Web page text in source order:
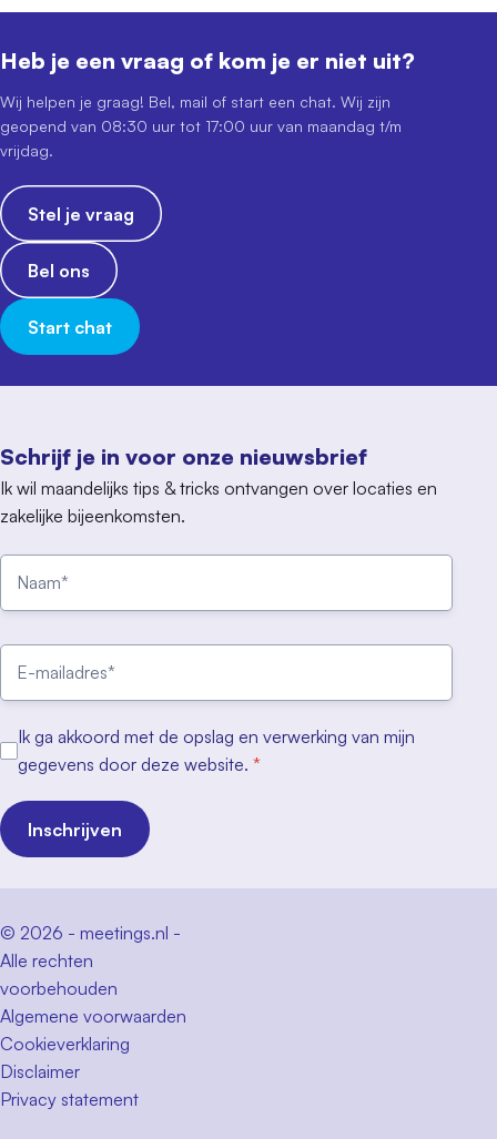
Schrijf je in voor onze nieuwsbrief
Ik wil maandelijks tips & tricks ontvangen over locaties en
zakelijke bijeenkomsten.
Ik ga akkoord met de opslag en verwerking van mijn
gegevens door deze website. *
Inschrijven
Heb je een vraag of kom je er niet uit?
Wij helpen je graag! Bel, mail of start een chat. Wij zijn
geopend van 08:30 uur tot 17:00 uur van maandag t/m
vrijdag.
Stel je vraag
Bel ons
Start chat
© 2026 - meetings.nl -
Alle rechten
voorbehouden
Algemene voorwaarden
Cookieverklaring
Disclaimer
Privacy statement